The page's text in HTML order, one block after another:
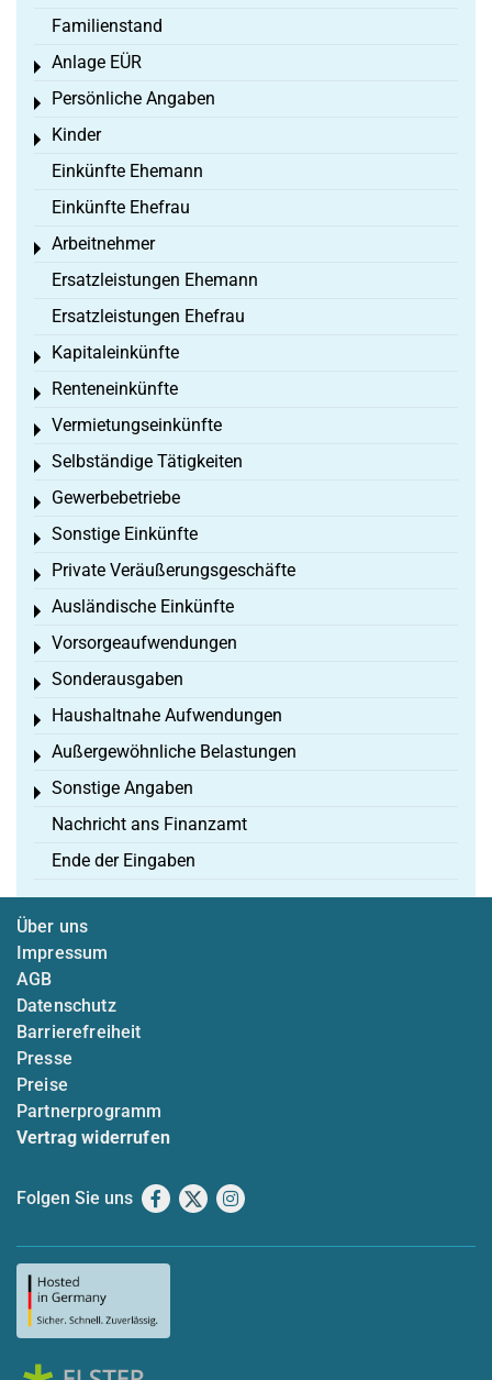
Familienstand
Anlage EÜR
Toggle menu
Persönliche Angaben
Toggle menu
Kinder
Toggle menu
Einkünfte Ehemann
Einkünfte Ehefrau
Arbeitnehmer
Toggle menu
Ersatzleistungen Ehemann
Ersatzleistungen Ehefrau
Kapitaleinkünfte
Toggle menu
Renteneinkünfte
Toggle menu
Vermietungseinkünfte
Toggle menu
Selbständige Tätigkeiten
Toggle menu
Gewerbebetriebe
Toggle menu
Sonstige Einkünfte
Toggle menu
Private Veräußerungsgeschäfte
Toggle menu
Ausländische Einkünfte
Toggle menu
Vorsorgeaufwendungen
Toggle menu
Sonderausgaben
Toggle menu
Haushaltnahe Aufwendungen
Toggle menu
Außergewöhnliche Belastungen
Toggle menu
Sonstige Angaben
Toggle menu
Nachricht ans Finanzamt
Ende der Eingaben
Über uns
Impressum
AGB
Datenschutz
Barrierefreiheit
Presse
Preise
Partnerprogramm
Vertrag widerrufen
Folgen Sie uns Facebook
X Instagram